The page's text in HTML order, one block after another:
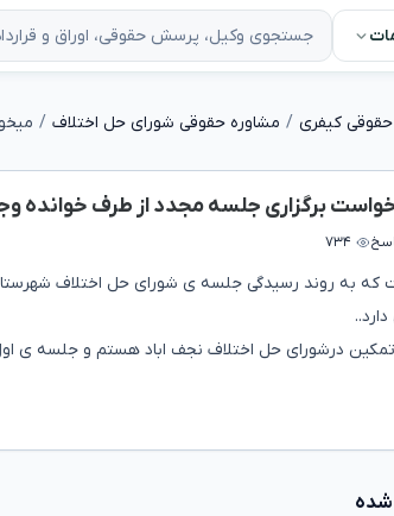
کیفری مشاوره حقوقی شورای حل اختلاف
برگزاری جلسه مجدد از طرف خوانده
۷۳۴
که به روند رسیدگی جلسه ی شورای حل اختلاف
درشورای حل اختلاف نجف اباد هستم و جلسه ی